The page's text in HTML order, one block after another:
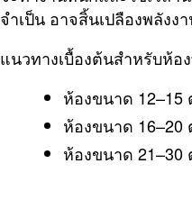
จำเป็น อาจสิ้นเปลืองพลัง
แนวทางเบื้องต้นสำหรับห้อ
ห้องขนาด 12–15
ห้องขนาด 16–20
ห้องขนาด 21–30